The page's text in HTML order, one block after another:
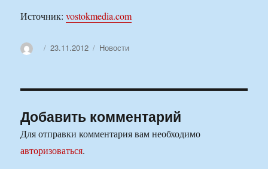
Источник:vostokmedia.com
АвторОпубликовано
23.11.2012 Рубрики
Новости
Добавить комментарий
Для отправки комментария вам необходимо
авторизоваться.